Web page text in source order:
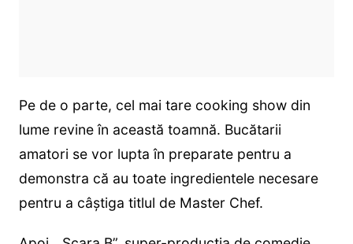
Pe de o parte, cel mai tare cooking show din
lume revine în această toamnă. Bucătarii
amatori se vor lupta în preparate pentru a
demonstra că au toate ingredientele necesare
pentru a câștiga titlul de Master Chef.